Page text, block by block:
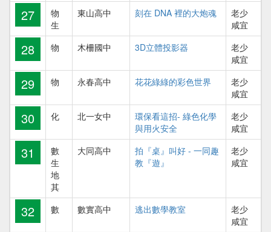
27
物
生
東山高中 刻在 DNA 裡的大炮魂
老少
咸宜
28 物 木柵國中 3D立體投影器
老少
咸宜
29 物 永春高中 花花綠綠的彩色世界
老少
咸宜
30 化 北一女中
環保看這招- 綠色化學
與用火安全
老少
咸宜
31
數
生
地
其
大同高中
拍『桌』叫好 - 一同趣
教『遊』
老少
咸宜
32 數 數實高中 逃出數學教室
老少
咸宜